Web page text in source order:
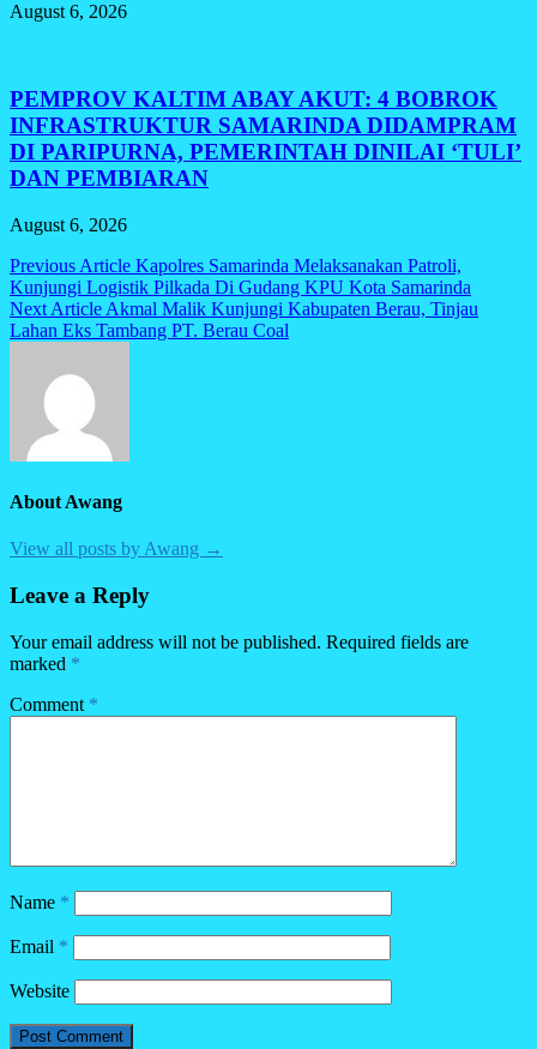
August 6, 2026
PEMPROV KALTIM ABAY AKUT: 4 BOBROK
INFRASTRUKTUR SAMARINDA DIDAMPRAM
DI PARIPURNA, PEMERINTAH DINILAI ‘TULI’
DAN PEMBIARAN
August 6, 2026
Post
navigation
Previous Article Kapolres Samarinda Melaksanakan Patroli,
Kunjungi Logistik Pilkada Di Gudang KPU Kota Samarinda
Next Article Akmal Malik Kunjungi Kabupaten Berau, Tinjau
Lahan Eks Tambang PT. Berau Coal
About Awang
View all posts by Awang →
Leave a Reply
Your email address will not be published. Required fields are
marked *
Comment *
Name *
Email *
Website